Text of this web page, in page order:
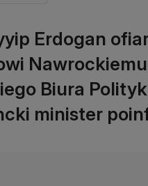
Erdogan
Biura
minister